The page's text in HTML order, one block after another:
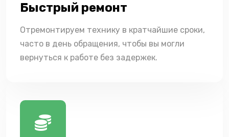
Быстрый ремонт
Отремонтируем технику в кратчайшие сроки,
часто в день обращения, чтобы вы могли
вернуться к работе без задержек.